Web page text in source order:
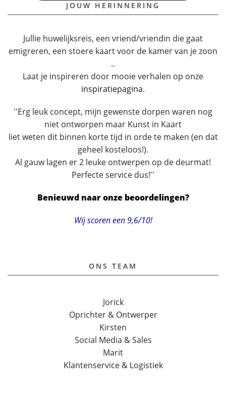
JOUW HERINNERING
Jullie huwelijksreis, een vriend/vriendin die gaat
emigreren, een stoere kaart voor de kamer van je zoon
..
Laat je inspireren door mooie verhalen op onze
inspiratiepagina.
''Erg leuk concept, mijn gewenste dorpen waren nog
niet ontworpen maar Kunst in Kaart
liet weten dit binnen korte tijd in orde te maken (en dat
geheel kosteloos!).
Al gauw lagen er 2 leuke ontwerpen op de deurmat!
Perfecte service dus!''
Benieuwd naar onze beoordelingen?
Wij scoren een 9,6/10!
ONS TEAM
Jorick
Oprichter & Ontwerper
Kirsten
Social Media & Sales
Marit
Klantenservice & Logistiek